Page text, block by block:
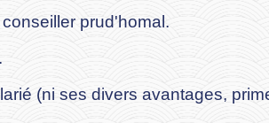
prud'homal.
(ni ses divers avantages,